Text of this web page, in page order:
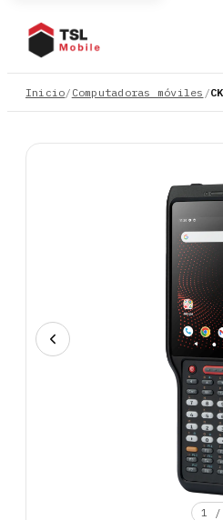
Inicio/ Computadoras móviles /
1 /